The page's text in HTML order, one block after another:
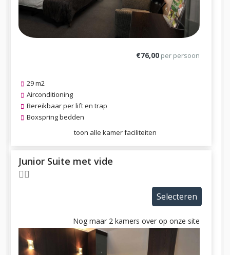
€76,00 per persoon
29 m2
Airconditioning
Bereikbaar per lift en trap
Boxspring bedden
toon alle kamer faciliteiten
Junior Suite met vide
Selecteren
Nog maar 2 kamers over op onze site